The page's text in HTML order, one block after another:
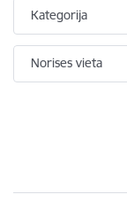
Kategorija
Norises vieta